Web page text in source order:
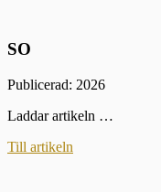
SO
Publicerad: 2026
Laddar artikeln …
Till artikeln